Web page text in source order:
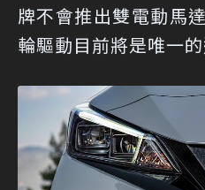
牌不會推出雙電動馬
輪驅動目前將是唯一的